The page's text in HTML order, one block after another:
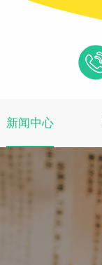
新闻中心
新闻中心
CLICK
行业动